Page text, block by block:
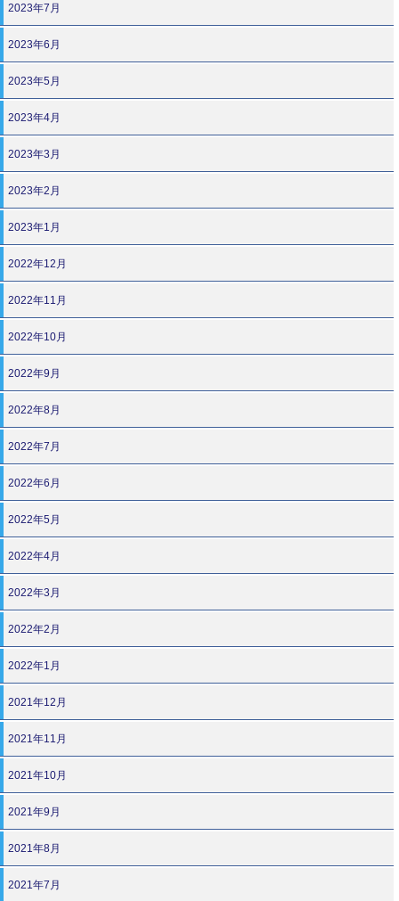
2023年7月
2023年6月
2023年5月
2023年4月
2023年3月
2023年2月
2023年1月
2022年12月
2022年11月
2022年10月
2022年9月
2022年8月
2022年7月
2022年6月
2022年5月
2022年4月
2022年3月
2022年2月
2022年1月
2021年12月
2021年11月
2021年10月
2021年9月
2021年8月
2021年7月